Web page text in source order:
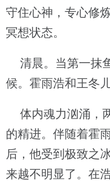
守住心神，专心修
冥想状态。
清晨。当第一抹
候。霍雨浩和王冬
体内魂力汹涌，
的精进。伴随着霍
后，他受到极致之
来越不明显了。在